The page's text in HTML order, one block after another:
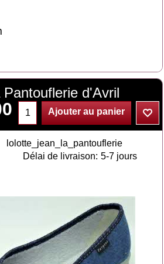
d'Avril
Ajouter au panier
lolotte_jean_la_pantouflerie
Délai de livraison: 5-7 jours